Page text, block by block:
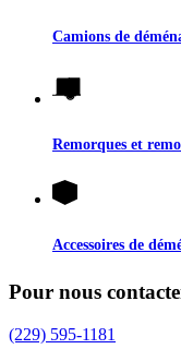
Camions de
Remorques et
Accessoires de
Pour nous
(229) 595-1181